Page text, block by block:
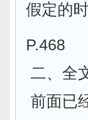
假定的
P.468
二、全
前面已